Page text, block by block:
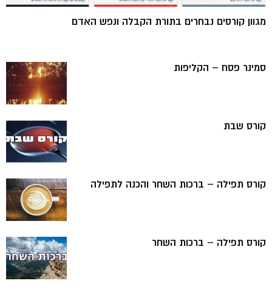
מגוון קורסים נבחרים בתורת הקבלה ונפש האדם
סמינר פסח – הקליפות
קורס שבת
קורס תפילה – ברכות השחר והכנה לתפילה
קורס תפילה – ברכות השחר